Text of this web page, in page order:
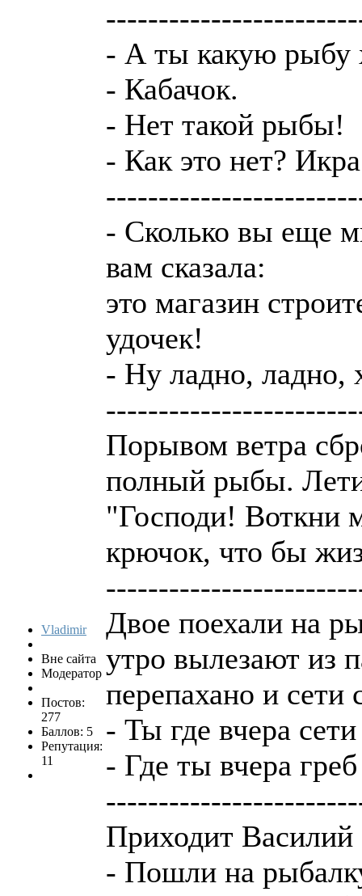
Vladimir
Вне сайта
Модератор
Постов:
277
Баллов: 5
Репутация:
11
- А ты какую рыбу
- Кабачок.
- Нет такой рыбы!
- Как это нет?
- Сколько вы еще
вам сказала:
это магазин
удочек!
- Ну ладно, ладно,
Порывом ветра
полный рыбы.
"Господи! Воткни
крючок, что бы
Двое поехали на
утро вылезают из
перепахано и сети
- Ты где вчера
- Где ты вчера
Приходит Василий
- Пошли на